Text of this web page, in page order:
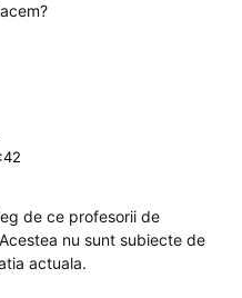
de ce profesorii de
nu sunt subiecte de
actuala.